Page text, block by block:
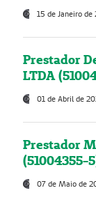
15 de Janeiro de
Prestador
LTDA
01 de Abril de
Prestador
(51004355-
07 de Maio de